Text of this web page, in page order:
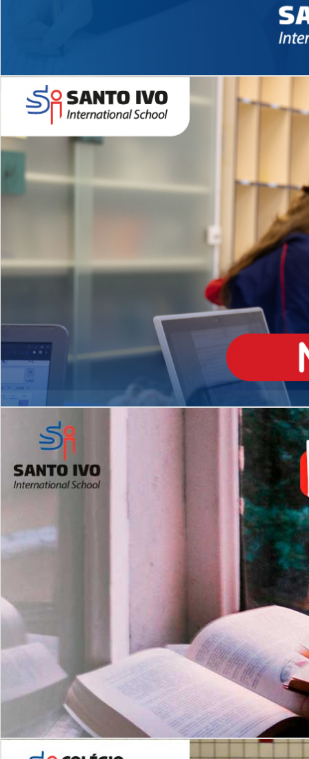
Novidades 2026 High School
Matrículas Abertas 2026
Leituras Literárias
EDUCAÇÃO INFANTIL
Inglês todos os dias
MÉDIO
igh School
Dupla Diplomação
2º AO 5º ANO FUNDAMENTAL
es
Com imersão Bilingue - Anos
Finais
6º AO 9º ANO FUNDAMENTAL
Inglês: Turmas Reduzidas
(Proficiência)